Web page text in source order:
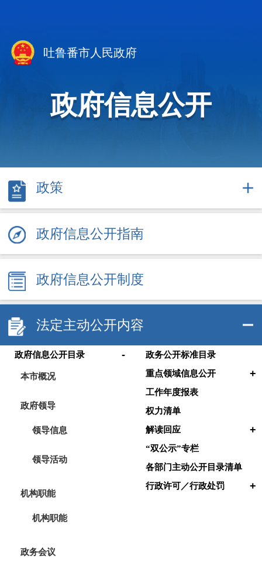
吐鲁番市人民政府
政府信息公开
政策
政府信息公开指南
政府信息公开制度
法定主动公开内容
政府信息公开目录 -
本市概况
政府领导
领导信息
领导活动
机构职能
机构职能
政务会议
政务公开标准目录
重点领域信息公开
+
工作年度报表
权力清单
解读回应
+
“双公示”专栏
各部门主动公开目录清单
行政许可／行政处罚
+